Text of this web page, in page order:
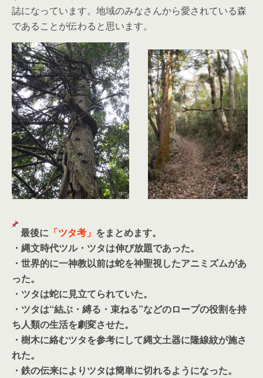
誌になっています。地域のみなさんから愛されている森
であることが伝わると思います。
最後に 「ツタ考」 をまとめます。
・縄文時代ツル・ツタは伸び放題であった。
・世界的に一神教以前は蛇を神聖視したアニミズムがあ
った。
・ツタは蛇に見立てられていた。
・ツタは“結ぶ・縛る・束ねる”などのロープの役割を持
ち人類の生活を劇変させた。
・樹木に絡むツタを参考にして縄文土器に隆線紋が施さ
れた。
・鉄の伝来によりツタは簡単に切れるようになった。